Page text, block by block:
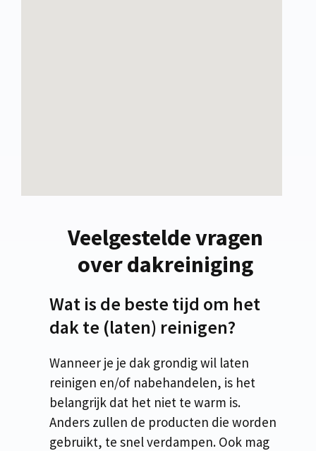
Veelgestelde vragen
over dakreiniging
Wat is de beste tijd om het
dak te (laten) reinigen?
Wanneer je je dak grondig wil laten
reinigen en/of nabehandelen, is het
belangrijk dat het niet te warm is.
Anders zullen de producten die worden
gebruikt, te snel verdampen. Ook mag